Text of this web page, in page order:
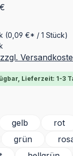
(0,09 €* / 1 Stück)
Lieferzeit: 1-3
gelb rot
grün